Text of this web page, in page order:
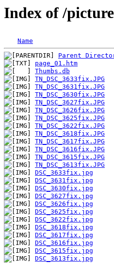
Index of /
Name
Parent
page_01.htm
Thumbs.db
TN_DSC_3633fix.JPG
TN_DSC_3631fix.JPG
TN_DSC_3630fix.JPG
TN_DSC_3627fix.JPG
TN_DSC_3626fix.JPG
TN_DSC_3625fix.JPG
TN_DSC_3622fix.JPG
TN_DSC_3618fix.JPG
TN_DSC_3617fix.JPG
TN_DSC_3616fix.JPG
TN_DSC_3615fix.JPG
TN_DSC_3613fix.JPG
DSC_3633fix.jpg
DSC_3631fix.jpg
DSC_3630fix.jpg
DSC_3627fix.jpg
DSC_3626fix.jpg
DSC_3625fix.jpg
DSC_3622fix.jpg
DSC_3618fix.jpg
DSC_3617fix.jpg
DSC_3616fix.jpg
DSC_3615fix.jpg
DSC_3613fix.jpg